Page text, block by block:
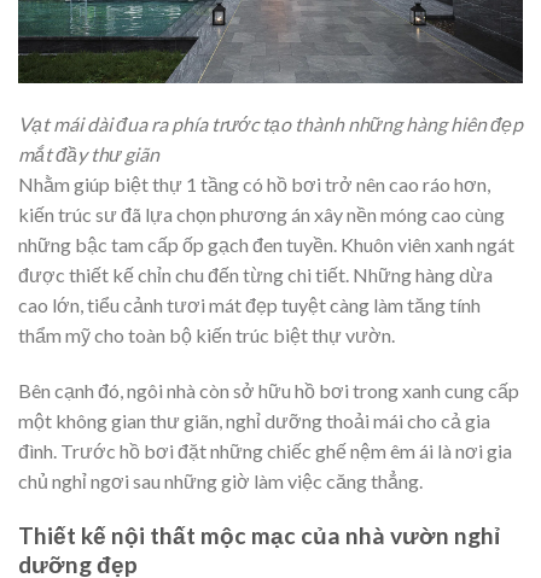
Vạt mái dài đua ra phía trước tạo thành những hàng hiên đẹp
mắt đầy thư giãn
Nhằm giúp biệt thự 1 tầng có hồ bơi trở nên cao ráo hơn,
kiến trúc sư đã lựa chọn phương án xây nền móng cao cùng
những bậc tam cấp ốp gạch đen tuyền. Khuôn viên xanh ngát
được thiết kế chỉn chu đến từng chi tiết. Những hàng dừa
cao lớn, tiểu cảnh tươi mát đẹp tuyệt càng làm tăng tính
thẩm mỹ cho toàn bộ kiến trúc biệt thự vườn.
Bên cạnh đó, ngôi nhà còn sở hữu hồ bơi trong xanh cung cấp
một không gian thư giãn, nghỉ dưỡng thoải mái cho cả gia
đình. Trước hồ bơi đặt những chiếc ghế nệm êm ái là nơi gia
chủ nghỉ ngơi sau những giờ làm việc căng thẳng.
Thiết kế nội thất mộc mạc của nhà vườn nghỉ
dưỡng đẹp